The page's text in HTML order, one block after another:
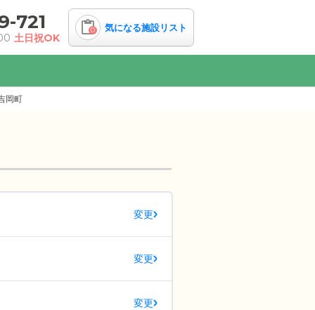
721
土日祝OK
0 気になる施設リスト
岡町
変更
変更
変更